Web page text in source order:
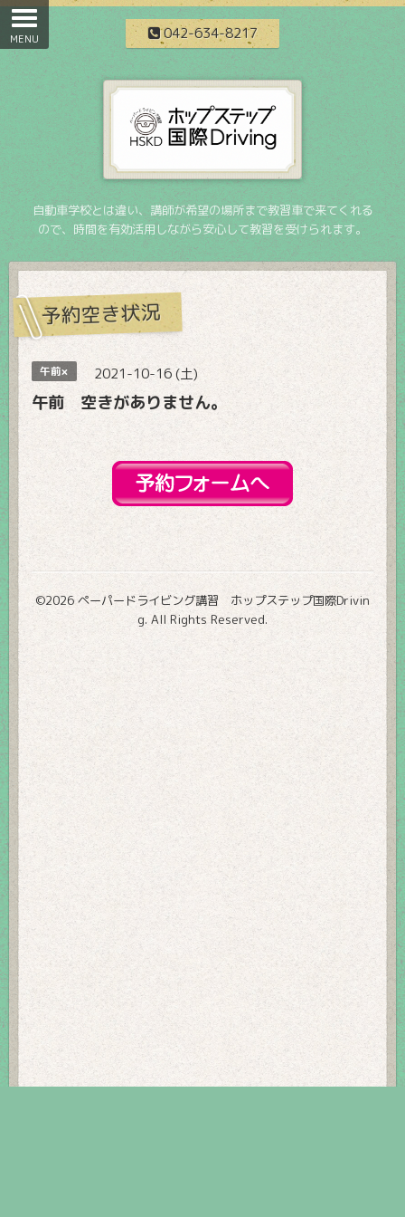
042-634-8217
自動車学校とは違い、講師が希望の場所まで教習車で来てくれる
ので、時間を有効活用しながら安心して教習を受けられます。
予約空き状況
午前× 2021-10-16 (土)
午前 空きがありません。
©2026 ペーパードライビング講習 ホップステップ国際Drivin
g. All Rights Reserved.